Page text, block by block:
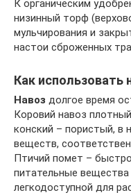
К органическим
низинный торф
мульчирования и
настои сброженных
Как использовать
Навоз долгое время
Коровий навоз
конский – пористый, в
веществ,
Птичий помет –
питательные
легкодоступной для